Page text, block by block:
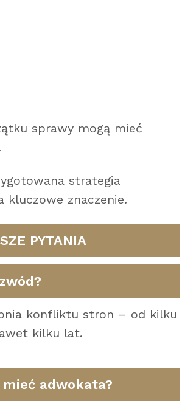
sprawy mogą mieć
strategia
kluczowe znaczenie.
PYTANIA
konfliktu stron – od kilku
kilku lat.
mieć adwokata?